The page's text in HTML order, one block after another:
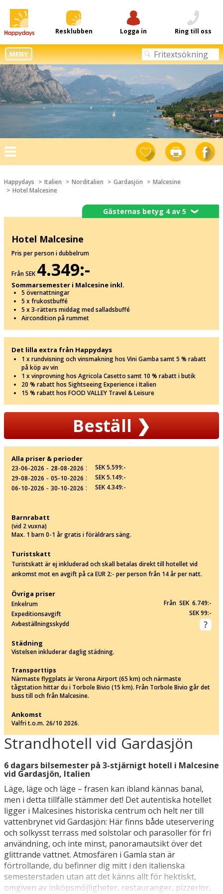
Resklubben Logga in Ring till oss
MENY
Toggle
navigation
Happydays Italien Norditalien Gardasjön
Malcesine
Hotel Malcesine
Strandhotell vid Gardasjön
6 dagars bilsemester på 3-stjärnigt hotell i Malcesine
vid Gardasjön, Italien
Läge, läge och läge – frasen kan ibland kännas banal,
men i detta tillfälle stämmer det! Det autentiska hotellet
ligger i Malcesines historiska centrum och helt ner till
vattenbrynet vid Gardasjön: Här finns både uteservering
och solkysst terrass med solstolar och parasoller för fri
användning, och inte minst, panoramautsikt över det
glittrande vattnet. Atmosfären i Gamla stan är
förtrollande, du befinner dig mitt i den italienska
semesterstaden utan att det känns allt för hektiskt,
omgiven av inköpsmöjligheter, restauranger, pizzerior,
Gästernas betyg 4 av 5❯
Hotel Malcesine
Pris per person i dubbelrum
Från SEK 4.349:-
Sommarsemester i Malcesine inkl.
5 övernattningar
5 x frukostbuffé
5 x 3-rätters middag med salladsbuffé
Aircondition på rummet
Det lilla extra från Happydays
1 x rundvisning och vinsmakning hos Vini Gamba samt 5 % rabatt
på köp av vin
1 x vinprovning hos Agricola Casetto samt 10 % rabatt i butik
20 % rabatt hos Sightseeing Experience i Italien
15 % rabatt hos FOOD VALLEY Travel & Leisure
Beställ❯
Alla priser & perioder
23-06-2026 ‐ 28-08-2026 :
SEK 5.599:-
29-08-2026 ‐ 05-10-2026 :
SEK 5.149:-
06-10-2026 ‐ 30-10-2026 : SEK 4.349:-
Barnrabatt
(vid 2 vuxna)
Max. 1 barn 0-1 år gratis i föräldrars säng.
Turistskatt
Turistskatt är ej inkluderad och skall betalas direkt till hotellet vid
ankomst mot en avgift på ca EUR 2:- per person från 14 år per natt.
Övriga priser
Enkelrum
Från SEK 6.749:-
Expeditionsavgift
SEK 99:-
Avbeställningsskydd
Städning
Vistelsen inkluderar daglig städning.
Transporttips
Närmaste flygplats är Verona Airport (65 km) och närmaste
tågstation hittar du i Torbole Bivio (15 km). Från Torbole Bivio går det
buss till och från Malcesine.
Ankomst
Valfri t.o.m. 26/10 2026.